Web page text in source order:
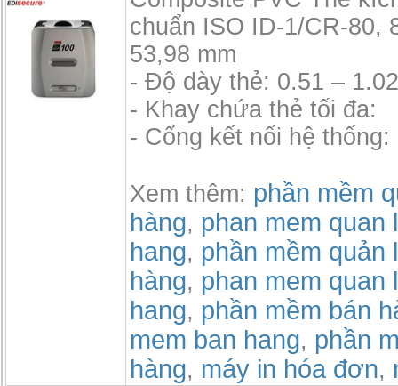
chuẩn ISO ID-1/CR-80,
53,98 mm
- Độ dày thẻ: 0.51 –
- Khay chứa thẻ tối đa:
- Cổng kết nối hệ thống:
Xem thêm: phần mềm
hàng, phan mem quan
hang, phần mềm quản
hàng, phan mem quan
hang, phần mềm bán
mem ban hang, phần
hàng, máy in hóa đơn,